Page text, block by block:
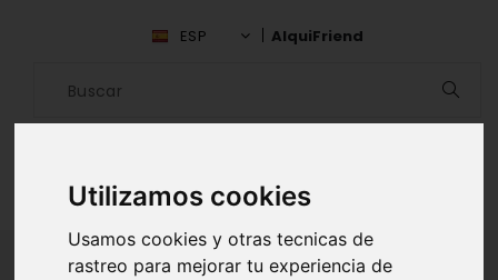
Utilizamos cookies
Usamos cookies y otras tecnicas de
rastreo para mejorar tu experiencia de
ESP AlquiFriend